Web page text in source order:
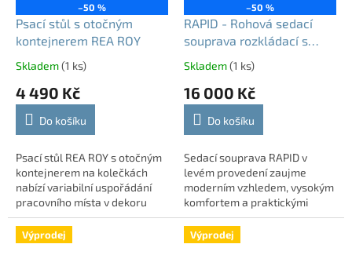
–50 %
Psací stůl s otočným
kontejnerem REA ROY
Skladem(1 ks)
4 490 Kč
Do košíku
Psací stůl REA ROY s otočným
kontejnerem na kolečkách
nabízí variabilní uspořádání
pracovního místa v dekoru
lancelot. Díky levému
provedení snadno
přizpůsobíte pracovní plochu...
–50 %
RAPID - Rohová sedací
souprava rozkládací s
úložným prostorem | LEVÝ
ROH
Skladem(1 ks)
16 000 Kč
Do košíku
Sedací souprava RAPID v
levém provedení zaujme
moderním vzhledem, vysokým
komfortem a praktickými
funkcemi. Součástí sedačky je
rozklad pro příležitostné
přespání a praktický...
Výprodej Výprodej